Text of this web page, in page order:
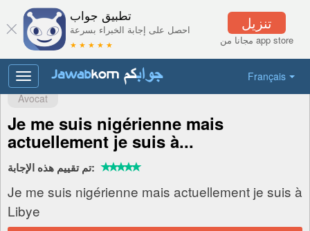
تنزيل
مجانا من app store
تطبيق جواب
احصل على إجابة الخبراء بسرعة
★ ★ ★ ★ ★
Français
Toggle
navigation
Avocat
Je me suis nigérienne mais
actuellement je suis à...
تم تقييم هذه الإجابة:
Je me suis nigérienne mais actuellement je suis à
Libye